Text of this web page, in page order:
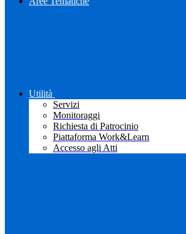
Utilità
Servizi
Monitoraggi
Richiesta di Patrocinio
Piattaforma Work&Learn
Accesso agli Atti